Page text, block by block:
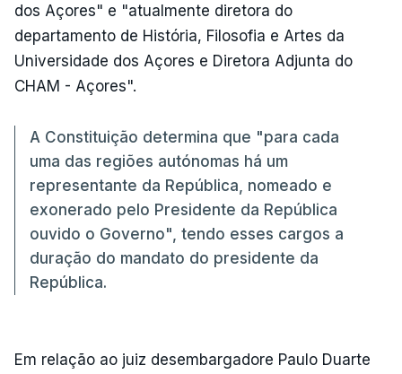
dos Açores" e "atualmente diretora do
departamento de História, Filosofia e Artes da
Universidade dos Açores e Diretora Adjunta do
CHAM - Açores".
A Constituição determina que "para cada
uma das regiões autónomas há um
representante da República, nomeado e
exonerado pelo Presidente da República
ouvido o Governo", tendo esses cargos a
duração do mandato do presidente da
República.
Em relação ao juiz desembargadore Paulo Duarte